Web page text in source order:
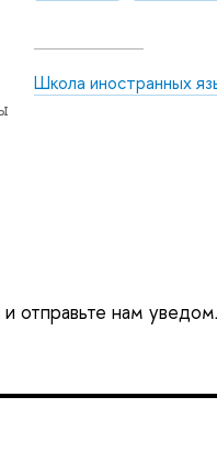
Школа иностранных
нам